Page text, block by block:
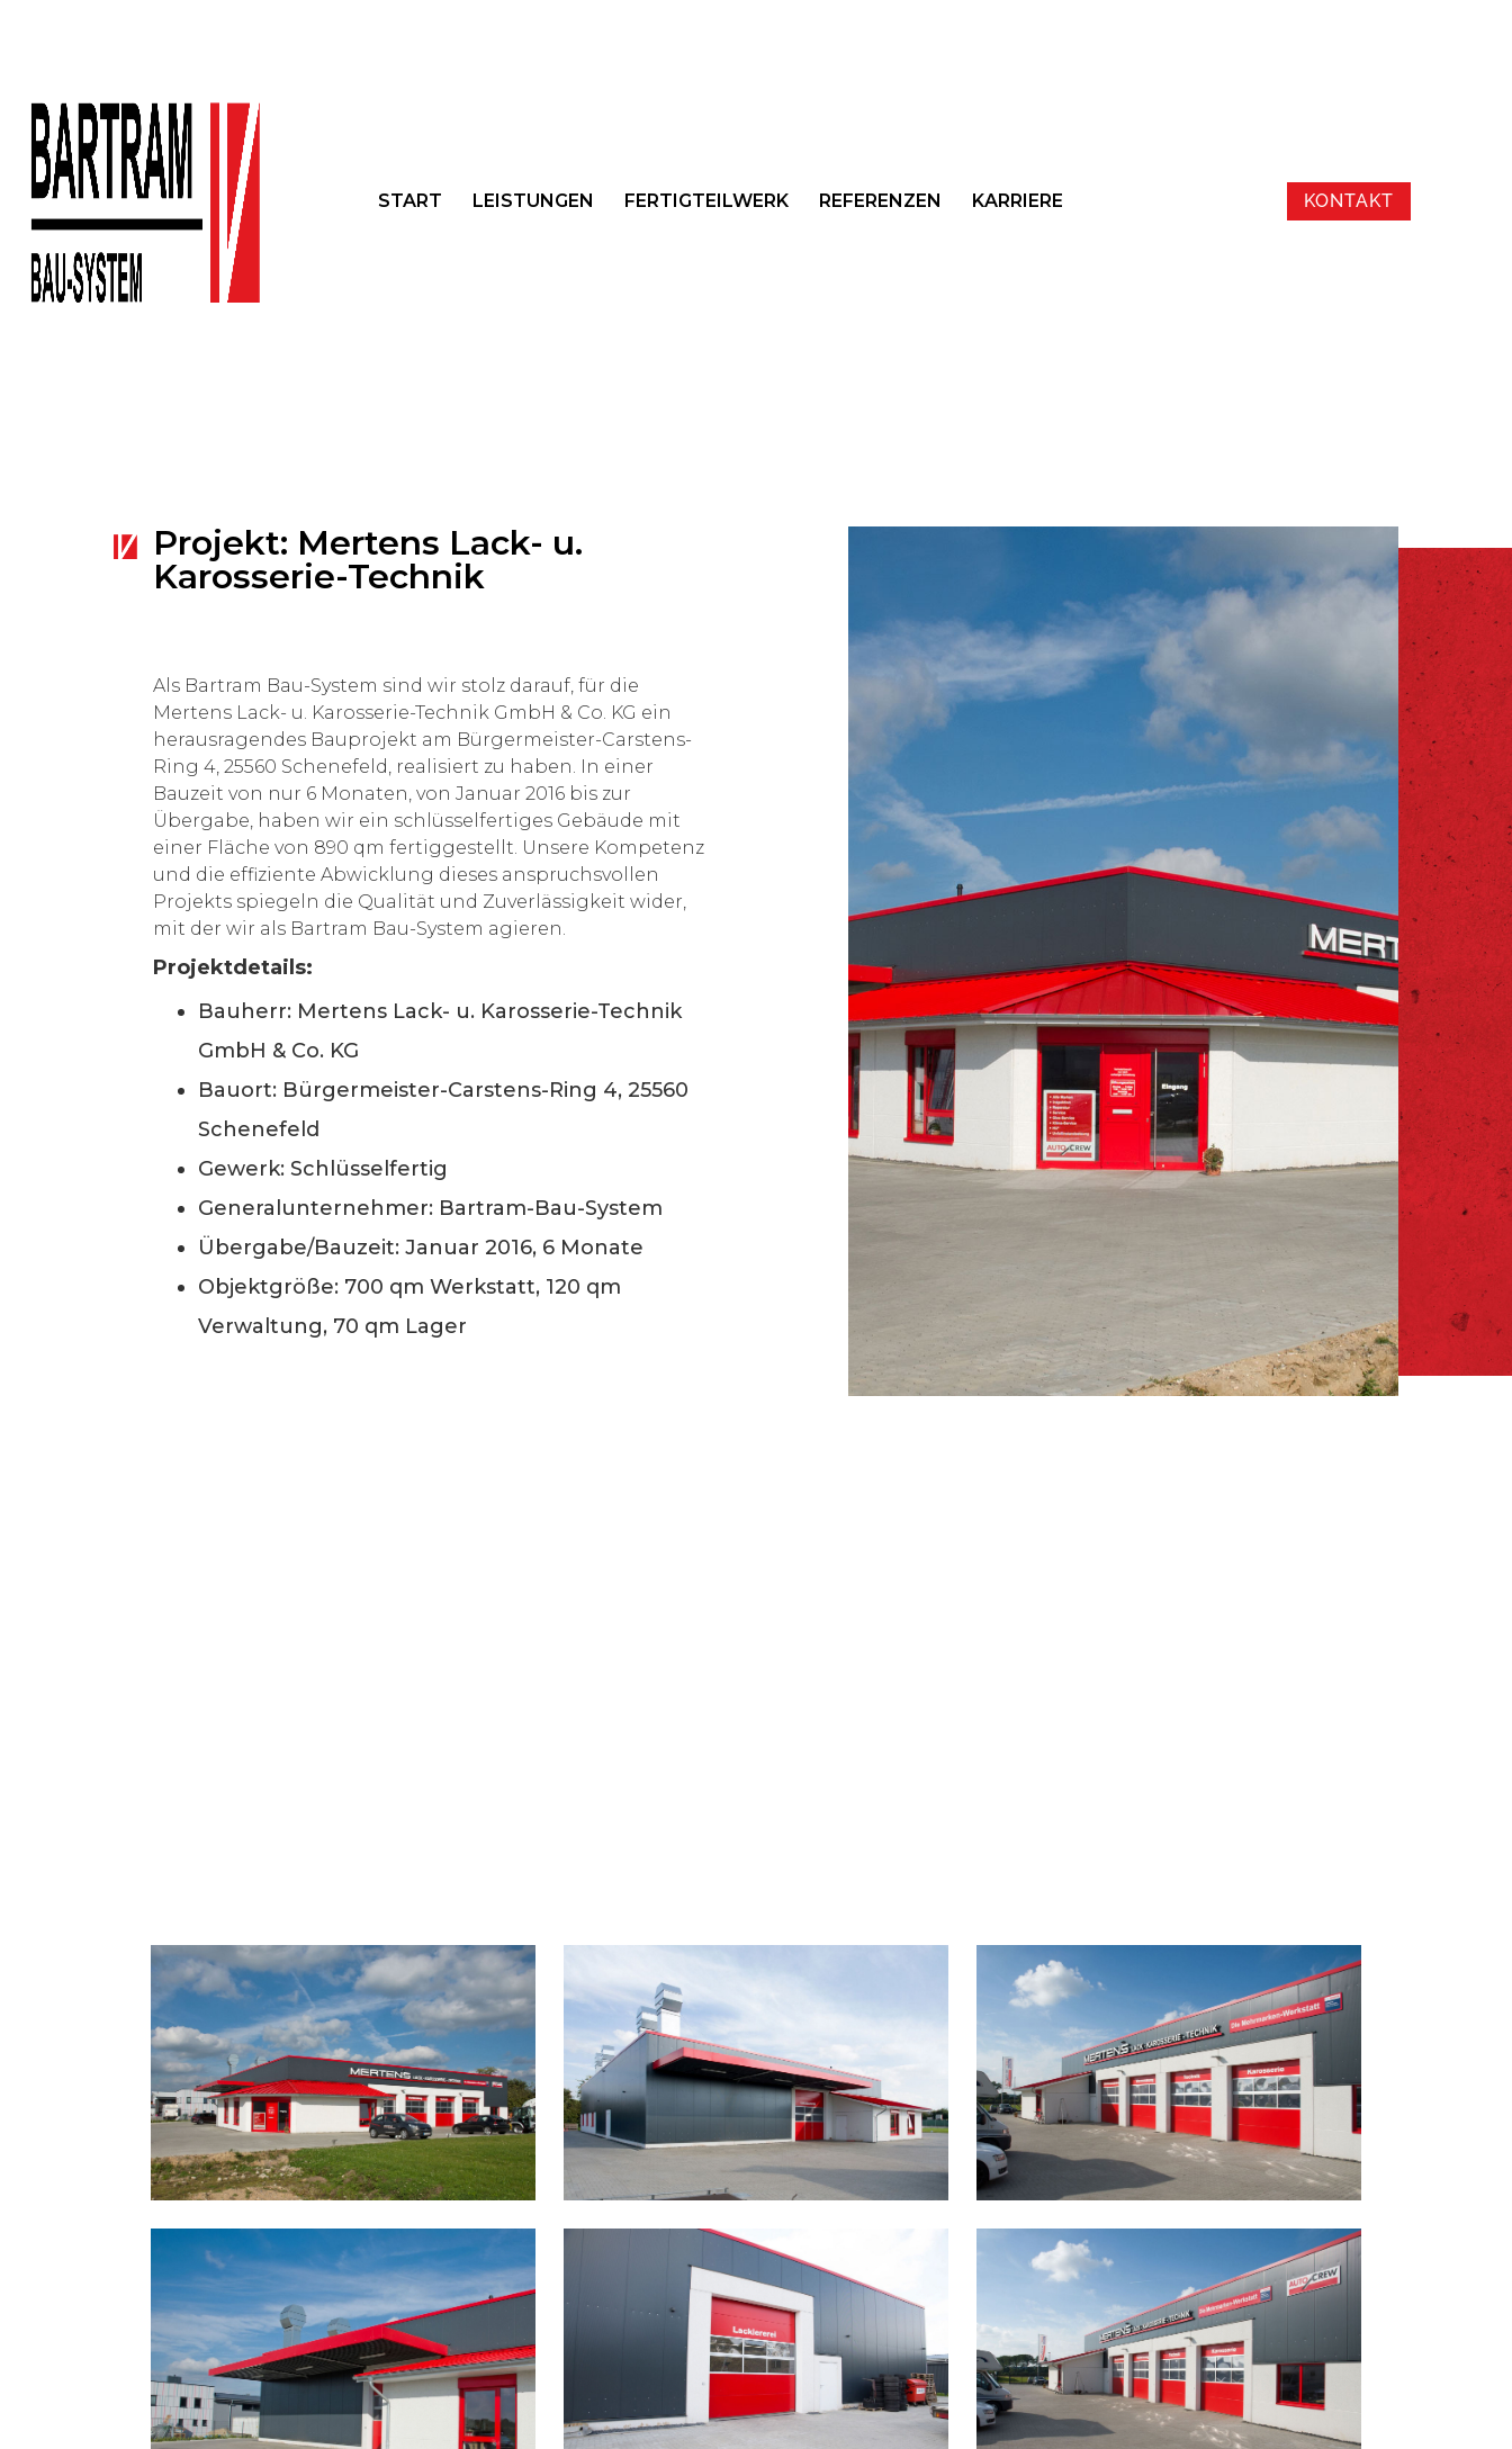
START LEISTUNGEN FERTIGTEILWERK REFERENZEN KARRIERE KONTAKT
Projekt: Mertens Lack- u.
Karosserie-Technik
Als Bartram Bau-System sind wir stolz darauf, für die
Mertens Lack- u. Karosserie-Technik GmbH & Co. KG ein
herausragendes Bauprojekt am Bürgermeister-Carstens-
Ring 4, 25560 Schenefeld, realisiert zu haben. In einer
Bauzeit von nur 6 Monaten, von Januar 2016 bis zur
Übergabe, haben wir ein schlüsselfertiges Gebäude mit
einer Fläche von 890 qm fertiggestellt. Unsere Kompetenz
und die effiziente Abwicklung dieses anspruchsvollen
Projekts spiegeln die Qualität und Zuverlässigkeit wider,
mit der wir als Bartram Bau-System agieren.
Projektdetails:
Bauherr: Mertens Lack- u. Karosserie-Technik
GmbH & Co. KG
Bauort: Bürgermeister-Carstens-Ring 4, 25560
Schenefeld
Gewerk: Schlüsselfertig
Generalunternehmer: Bartram-Bau-System
Übergabe/Bauzeit: Januar 2016, 6 Monate
Objektgröße: 700 qm Werkstatt, 120 qm
Verwaltung, 70 qm Lager